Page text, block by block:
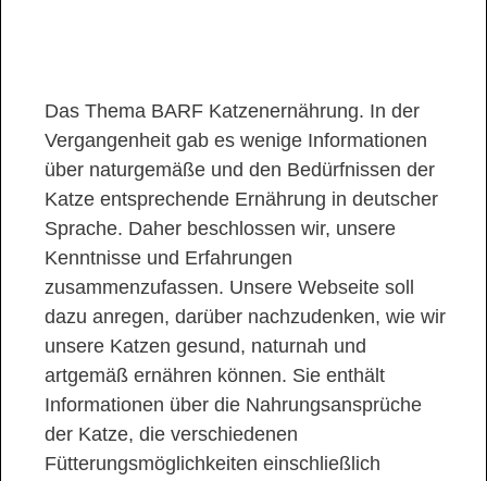
Das Thema BARF Katzenernährung. In der
Vergangenheit gab es wenige Informationen
über naturgemäße und den Bedürfnissen der
Katze entsprechende Ernährung in deutscher
Sprache. Daher beschlossen wir, unsere
Kenntnisse und Erfahrungen
zusammenzufassen. Unsere Webseite soll
dazu anregen, darüber nachzudenken, wie wir
unsere Katzen gesund, naturnah und
artgemäß ernähren können. Sie enthält
Informationen über die Nahrungsansprüche
der Katze, die verschiedenen
Fütterungsmöglichkeiten einschließlich